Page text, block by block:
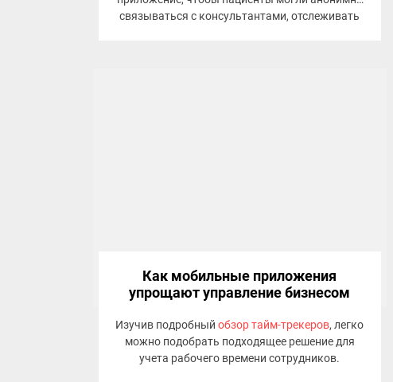
связываться с консультантами, отслеживать
Как мобильные приложения
упрощают управление бизнесом
Изучив подробныйобзор тайм-трекеров, легко
можно подобрать подходящее решение для
учета рабочего времени сотрудников.